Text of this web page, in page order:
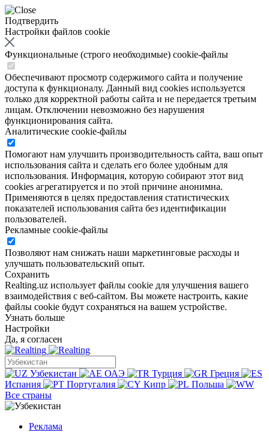
Подтвердить
Настройки файлов cookie
Функциональные (строго необходимые) cookie-файлы
Обеспечивают просмотр содержимого сайта и получение
доступа к функционалу. Данный вид cookies используется
только для корректной работы сайта и не передается третьим
лицам. Отключении невозможно без нарушения
функционирования сайта.
Аналитические cookie-файлы
Помогают нам улучшить производительность сайта, ваш опыт
использования сайта и сделать его более удобным для
использования. Информация, которую собирают этот вид
cookies агрегатируется и по этой причине анонимна.
Применяются в целях предоставления статистических
показателей использования сайта без идентификации
пользователей.
Рекламные cookie-файлы
Позволяют нам снижать наши маркетинговые расходы и
улучшать пользовательский опыт.
Сохранить
Realting.uz использует файлы cookie для улучшения вашего
взаимодействия с веб-сайтом. Вы можете настроить, какие
файлы cookie будут сохраняться на вашем устройстве.
Узнать больше
Настройки
Да, я согласен
Узбекистан ОАЭ Турция
Греция
Испания
Португалия Кипр
Польша
Все страны
Реклама